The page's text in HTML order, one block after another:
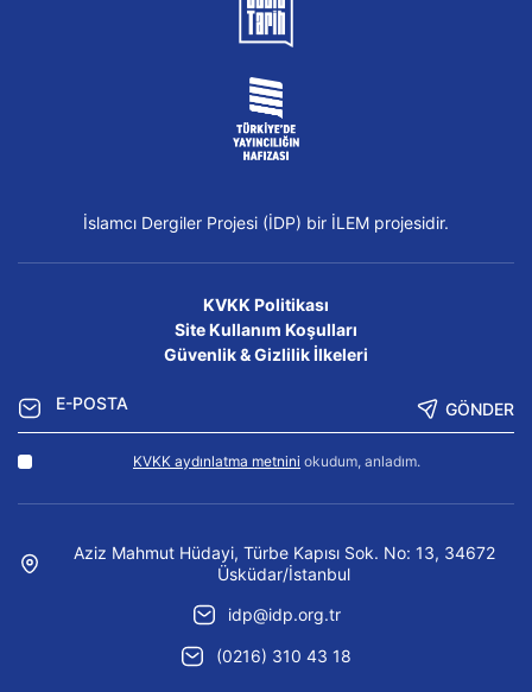
İslamcı Dergiler Projesi (İDP) bir İLEM projesidir.
KVKK Politikası
Site Kullanım Koşulları
Güvenlik & Gizlilik İlkeleri
GÖNDER
KVKK aydınlatma metnini okudum, anladım.
Aziz Mahmut Hüdayi, Türbe Kapısı Sok. No: 13, 34672
Üsküdar/İstanbul
idp@idp.org.tr
(0216) 310 43 18